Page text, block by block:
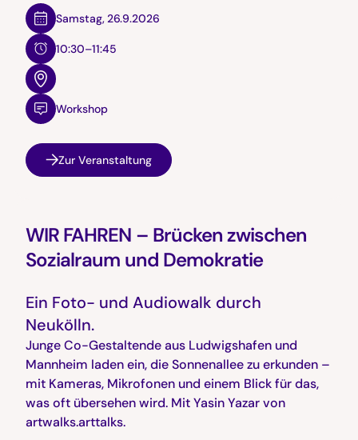
Samstag,26.9.2026
10:30–11:45
Workshop
Zur Veranstaltung
WIR FAHREN – Brücken zwischen
Sozialraum und Demokratie
Ein Foto- und Audiowalk durch
Neukölln.
Junge Co-Gestaltende aus Ludwigshafen und
Mannheim laden ein, die Sonnenallee zu erkunden –
mit Kameras, Mikrofonen und einem Blick für das,
was oft übersehen wird. Mit Yasin Yazar von
artwalks.arttalks.